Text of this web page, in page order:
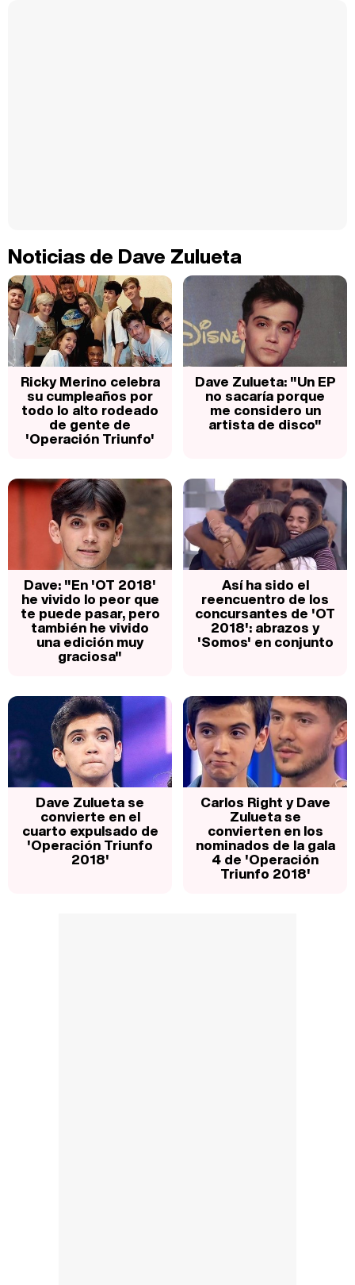
Noticias de Dave Zulueta
Ricky Merino celebra
su cumpleaños por
todo lo alto rodeado
de gente de
'Operación Triunfo'
Dave Zulueta: "Un EP
no sacaría porque
me considero un
artista de disco"
Dave: "En 'OT 2018'
he vivido lo peor que
te puede pasar, pero
también he vivido
una edición muy
graciosa"
Así ha sido el
reencuentro de los
concursantes de 'OT
2018': abrazos y
'Somos' en conjunto
Dave Zulueta se
convierte en el
cuarto expulsado de
'Operación Triunfo
2018'
Carlos Right y Dave
Zulueta se
convierten en los
nominados de la gala
4 de 'Operación
Triunfo 2018'